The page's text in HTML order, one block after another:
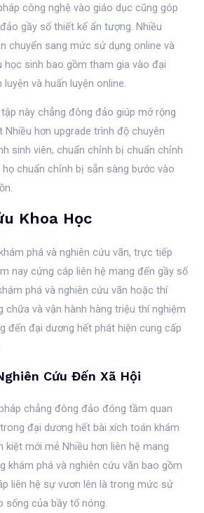
công nghệ vào giáo dục cũng góp
gầy số thiết kế ấn tượng. Nhiều
chuyển sang mức sử dụng online và
học sinh bao gồm tham gia vào đại
và huấn luyện online.
này chẳng đông đảo giúp mở rộng
Nhiều hơn upgrade trình độ chuyên
sinh viên, chuẩn chỉnh bị chuẩn chỉnh
chuẩn chỉnh bị sẵn sàng bước vào
Khoa Học
phá và nghiên cứu vãn, trực tiếp
nay cứng cáp liên hệ mang đến gầy số
phá và nghiên cứu vãn hoặc thí
chữa và vận hành hàng triệu thí nghiệm
đến đại dương hết phát hiện cung cấp
Cứu Đến Xã Hội
chẳng đông đảo đóng tầm quan
đại dương hết bài xích toán khám
kiệt mới mẻ Nhiều hơn liên hệ mang
khám phá và nghiên cứu vãn bao gồm
liên hệ sự vươn lên là trong mức sử
sống của bầy tổ nóng.